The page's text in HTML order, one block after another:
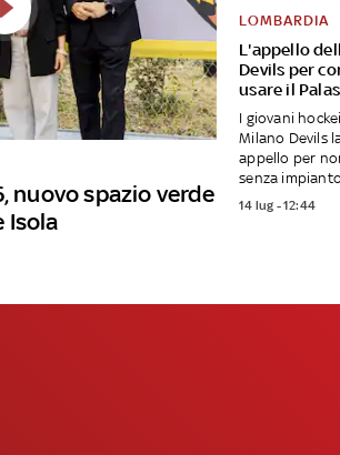
nuovo spazio verde
Isola
L'appello
Devils per
usare il
LOMBARDIA
I giovani
Milano Devils
appello per
senza
14 lug - 12:44